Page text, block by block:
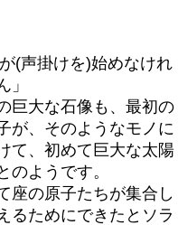
(声掛けを)始めなけれ
」
巨大な石像も、最初の
が、そのようなモノに
て、初めて巨大な太陽
のようです。
座の原子たちが集合し
るためにできたとソラ